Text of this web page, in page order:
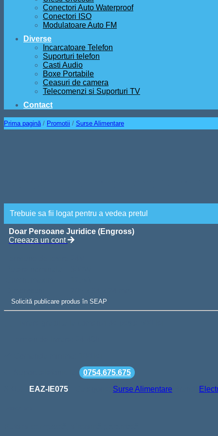
Conectori Auto Waterproof
Conectori ISO
Modulatoare Auto FM
Diverse
Incarcatoare Telefon
Suporturi telefon
Casti Audio
Boxe Portabile
Ceasuri de camera
Telecomenzi si Suporturi TV
Contact
Prima pagină / Promotii / Surse Alimentare
Trebuie sa fii logat pentru a vedea pretul
Doar Persoane Juridice (Engross)
Creeaza un cont
Solicită publicare produs în SEAP
0754.675.675
EAZ-IE075 Surse Alimentare